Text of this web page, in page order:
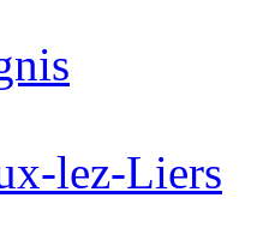
lez-Liers